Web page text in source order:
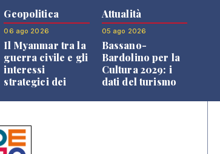
Geopolitica
06 ago 2026
Il Myanmar tra la
guerra civile e gli
interessi
strategici dei
Attualità
05 ago 2026
Bassano-
Bardolino per la
Cultura 2029: i
dati del turismo